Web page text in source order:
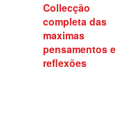
Collecção
completa das
maximas
pensamentos e
reflexões